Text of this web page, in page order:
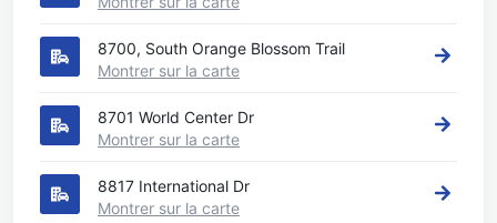
8700, South Orange Blossom Trail
Montrer sur la carte
8701 World Center Dr
Montrer sur la carte
8817 International Dr
Montrer sur la carte